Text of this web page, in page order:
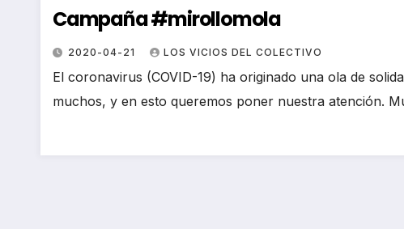
Campaña #mirollomola
2020-04-21 LOS VICIOS DEL COLECTIVO
El coronavirus (COVID-19) ha originado una ola de
muchos, y en esto queremos poner nuestra atención.